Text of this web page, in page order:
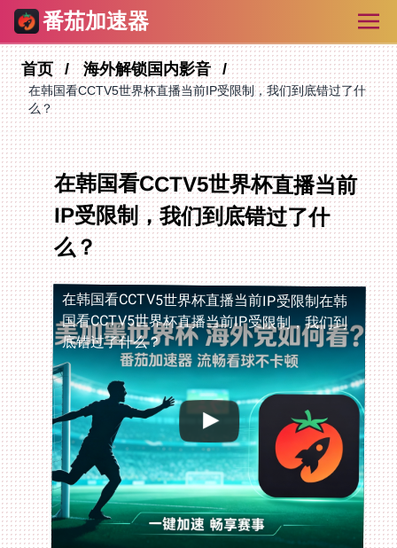
番茄加速器
首页 海外解锁国内影音
在韩国看CCTV5世界杯直播当前IP受限制，我们到底错过了什
么？
在韩国看CCTV5世界杯直播当前
IP受限制，我们到底错过了什
么？
在韩国看CCTV5世界杯直播当前IP受限制在韩
国看CCTV5世界杯直播当前IP受限制，我们到
底错过了什么？